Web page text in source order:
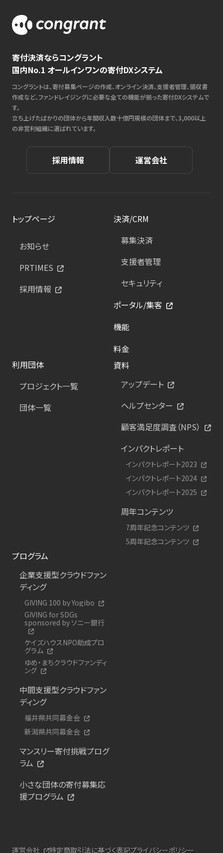
寄付決済ならコングラント
国内No.1 オールインワンの寄付DXシステム
コングラントは、寄付募集ページの作成、オンライン決済、支援者管理、領収書
作成など、ファンドレイジングに必要な全ての機能が揃った寄付DXシステムで
す。
立ち上げたばかりの団体から年間収入数十億円規模の団体まで、3,000以上
の非営利組織に選ばれています。
採用情報 運営会社
トップページ
お知らせ
PRTIMES
採用情報
決済/CRM
募集決済
支援者管理
セキュリティ
ポータル/集客
機能
料金
利用団体
プロジェクト一覧
団体一覧
資料
アップデート
ヘルプセンター
顧客満足度調査（NPS）
インパクトレポート
インパクトレポート2023
インパクトレポート2024
インパクトレポート2025
周年コンテンツ
7周年記念コンテンツ
5周年記念コンテンツ
プログラム
企業支援型クラウドファン
ディング
GIVING 100 by Yogibo
GIVING for SDGs
sponsored by ソニー銀行
ケイズハウスNPO助成プロ
グラム
ゆめ・まちクラウドファンディ
ング
中間支援型クラウドファン
ディング
福井県共同募金会
新潟県共同募金会
マンスリー寄付挑戦プログ
ラム
小さな団体の寄付募集応
援プログラム
運営会社 特定商取引法に基づく表記プライバシーポリシー